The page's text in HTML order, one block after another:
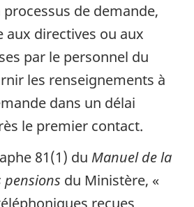
de demande,
aux directives ou aux
par le personnel du
les renseignements à
dans un délai
le premier contact.
81(1) du Manuel de la
du Ministère, «
reçues